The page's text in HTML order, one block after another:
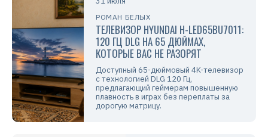
РОМАН БЕЛЫХ
ТЕЛЕВИЗОР HYUNDAI H-LED65BU7011:
120 ГЦ DLG НА 65 ДЮЙМАХ,
КОТОРЫЕ ВАС НЕ РАЗОРЯТ
Доступный 65-дюймовый 4K-телевизор
с технологией DLG 120 Гц,
предлагающий геймерам повышенную
плавность в играх без переплаты за
дорогую матрицу.